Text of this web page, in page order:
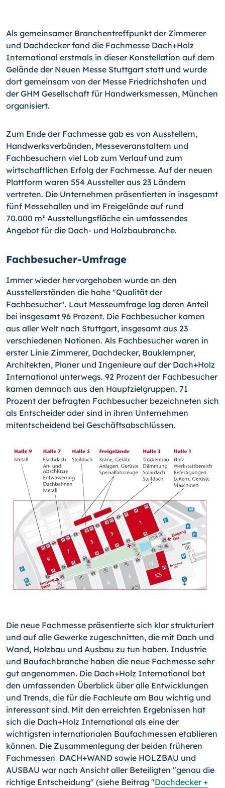
Als gemeinsamer Branchentreffpunkt der Zimmerer
und Dachdecker fand die Fachmesse Dach+Holz
International erstmals in dieser Konstellation auf dem
Gelände der Neuen Messe Stuttgart statt und wurde
dort gemeinsam von der Messe Friedrichshafen und
der GHM Gesellschaft für Handwerksmessen, München
organisiert.
Zum Ende der Fachmesse gab es von Ausstellern,
Handwerksverbänden, Messeveranstaltern und
Fachbesuchern viel Lob zum Verlauf und zum
wirtschaftlichen Erfolg der Fachmesse. Auf der neuen
Plattform waren 554 Aussteller aus 23 Ländern
vertreten. Die Unternehmen präsentierten in insgesamt
fünf Messehallen und im Freigelände auf rund
70.000 m² Ausstellungsfläche ein umfassendes
Angebot für die Dach- und Holzbaubranche.
Fachbesucher-Umfrage
Immer wieder hervorgehoben wurde an den
Ausstellerständen die hohe "Qualität der
Fachbesucher". Laut Messeumfrage lag deren Anteil
bei insgesamt 96 Prozent. Die Fachbesucher kamen
aus aller Welt nach Stuttgart, insgesamt aus 23
verschiedenen Nationen. Als Fachbesucher waren in
erster Linie Zimmerer, Dachdecker, Bauklempner,
Architekten, Planer und Ingenieure auf der Dach+Holz
International unterwegs. 92 Prozent der Fachbesucher
kamen demnach aus den Hauptzielgruppen. 71
Prozent der befragten Fachbesucher bezeichneten sich
als Entscheider oder sind in ihren Unternehmen
mitentscheidend bei Geschäftsabschlüssen.
Die neue Fachmesse präsentierte sich klar strukturiert
und auf alle Gewerke zugeschnitten, die mit Dach und
Wand, Holzbau und Ausbau zu tun haben. Industrie
und Baufachbranche haben die neue Fachmesse sehr
gut angenommen. Die Dach+Holz International bot
den umfassenden Überblick über alle Entwicklungen
und Trends, die für die Fachleute am Bau wichtig und
interessant sind. Mit den erreichten Ergebnissen hat
sich die Dach+Holz International als eine der
wichtigsten internationalen Baufachmessen etablieren
können. Die Zusammenlegung der beiden früheren
Fachmessen DACH+WAND sowie HOLZBAU und
AUSBAU war nach Ansicht aller Beteiligten "genau die
richtige Entscheidung" (siehe Beitrag "Dachdecker +